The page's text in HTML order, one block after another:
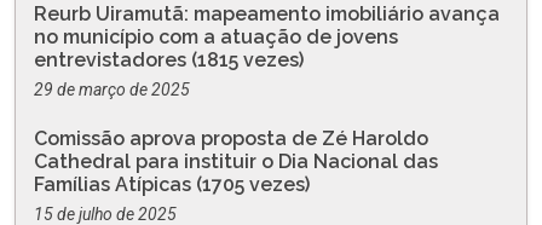
Reurb Uiramutã: mapeamento imobiliário avança
no município com a atuação de jovens
entrevistadores (1815 vezes)
29 de março de 2025
Comissão aprova proposta de Zé Haroldo
Cathedral para instituir o Dia Nacional das
Famílias Atípicas (1705 vezes)
15 de julho de 2025